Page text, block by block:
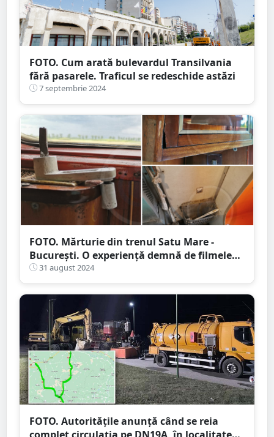
FOTO. Cum arată bulevardul Transilvania
fără pasarele. Traficul se redeschide astăzi
7 septembrie 2024
FOTO. Mărturie din trenul Satu Mare -
București. O experiență demnă de filmele
de groază
31 august 2024
FOTO. Autoritățile anunță când se reia